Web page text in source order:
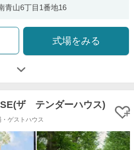
青山6丁目1番地16
式場をみる
ザ テンダーハウス)
・ゲストハウス